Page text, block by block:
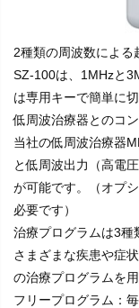
2種類の周波数による
SZ-100は、1MHzと
は専用キーで簡単に
低周波治療器とのコ
当社の低周波治療器
と低周波出力（高電
が可能です。（オプ
必要です）
治療プログラムは3種
さまざまな疾患や症
の治療プログラムを用
フリープログラム ：